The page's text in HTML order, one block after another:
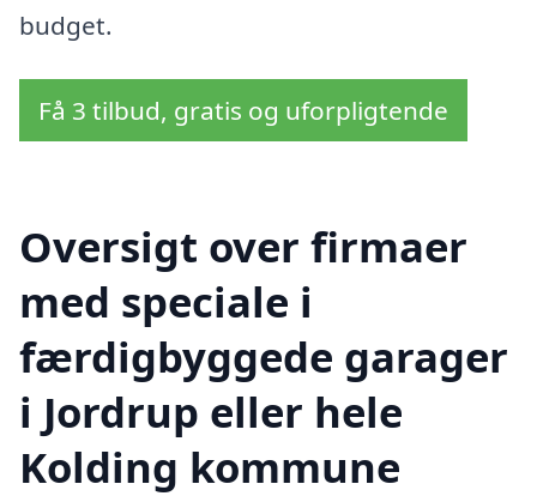
budget.
Få 3 tilbud, gratis og uforpligtende
Oversigt over firmaer
med speciale i
færdigbyggede garager
i Jordrup eller hele
Kolding kommune